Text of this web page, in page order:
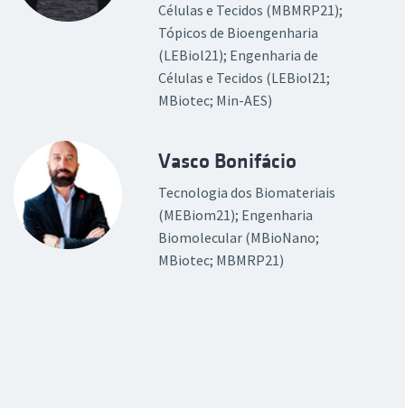
Células e Tecidos (MBMRP21);
Tópicos de Bioengenharia
(LEBiol21); Engenharia de
Células e Tecidos (LEBiol21;
MBiotec; Min-AES)
Vasco Bonifácio
Tecnologia dos Biomateriais
(MEBiom21); Engenharia
Biomolecular (MBioNano;
MBiotec; MBMRP21)